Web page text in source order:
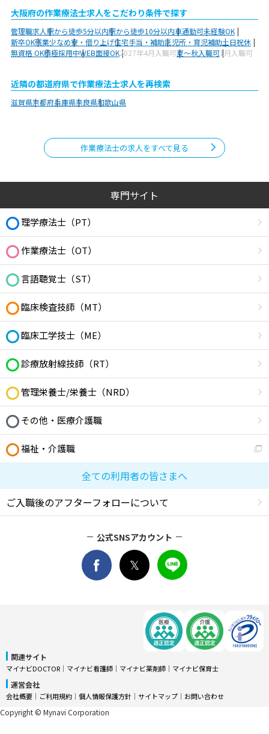
大阪府の作業療法士求人をこだわり条件で探す
管理職求人駅から徒歩5分以内駅から徒歩10分以内車通勤可未経験OK
新卒OK残業少なめ寮・借り上げ住宅手当・補助託児所・育児補助土日祝休
無資格 OK積極採用中WEB面接OK2027年4月入職可夏～秋入職可1月入職可
近隣の都道府県で作業療法士求人を再検索
滋賀県京都府兵庫県奈良県和歌山県
作業療法士の求人をすべて見る
専門サイト
理学療法士（PT）
作業療法士（OT）
言語聴覚士（ST）
臨床検査技師（MT）
臨床工学技士（ME）
診療放射線技師（RT）
管理栄養士/栄養士（NRD）
その他・医療介護職
福祉・介護職
全ての利用者の皆さまへ
ご入職後のアフターフォローについて
公式SNSアカウント
関連サイト
マイナビDOCTOR │ マイナビ看護師 │ マイナビ薬剤師 │ マイナビ保育士
運営会社
会社概要 │ ご利用規約 │ 個人情報保護方針 │ サイトマップ │ お問い合わせ
Copyright © Mynavi Corporation